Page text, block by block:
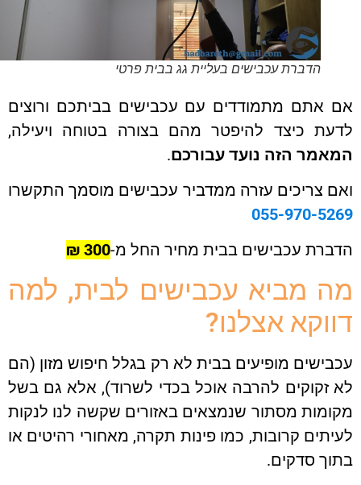
הדברת עכבישים בעליית גג בבית פרטי
אתם מתמודדים עם עכבישים בביתכם ורוצים
כיצד להיפטר מהם בצורה בטוחה ויעילה,
הזה נועד עבורכם.
צריכים עזרה ממדביר עכבישים מוסמך התקשרו
055-970-
עכבישים בבית מחיר החל מ-300 ₪
מביא עכבישים לבית, למה
אצלנו?
מופיעים בבית לא רק בגלל חיפוש מזון (הם
זקוקים להרבה אוכל בכדי לשרוד), אלא גם בשל
מסתור שנמצאים באזורים שקשה לנו לנקות
קרובות, כמו פינות תקרה, מאחורי רהיטים או
סדקים.